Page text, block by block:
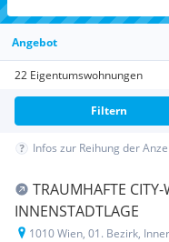
Angebot
22 Eigentumswohnungen
Filtern
Infos zur Reihung der
TRAUMHAFTE
INNENSTADTLAGE
1010 Wien, 01. Bezirk,